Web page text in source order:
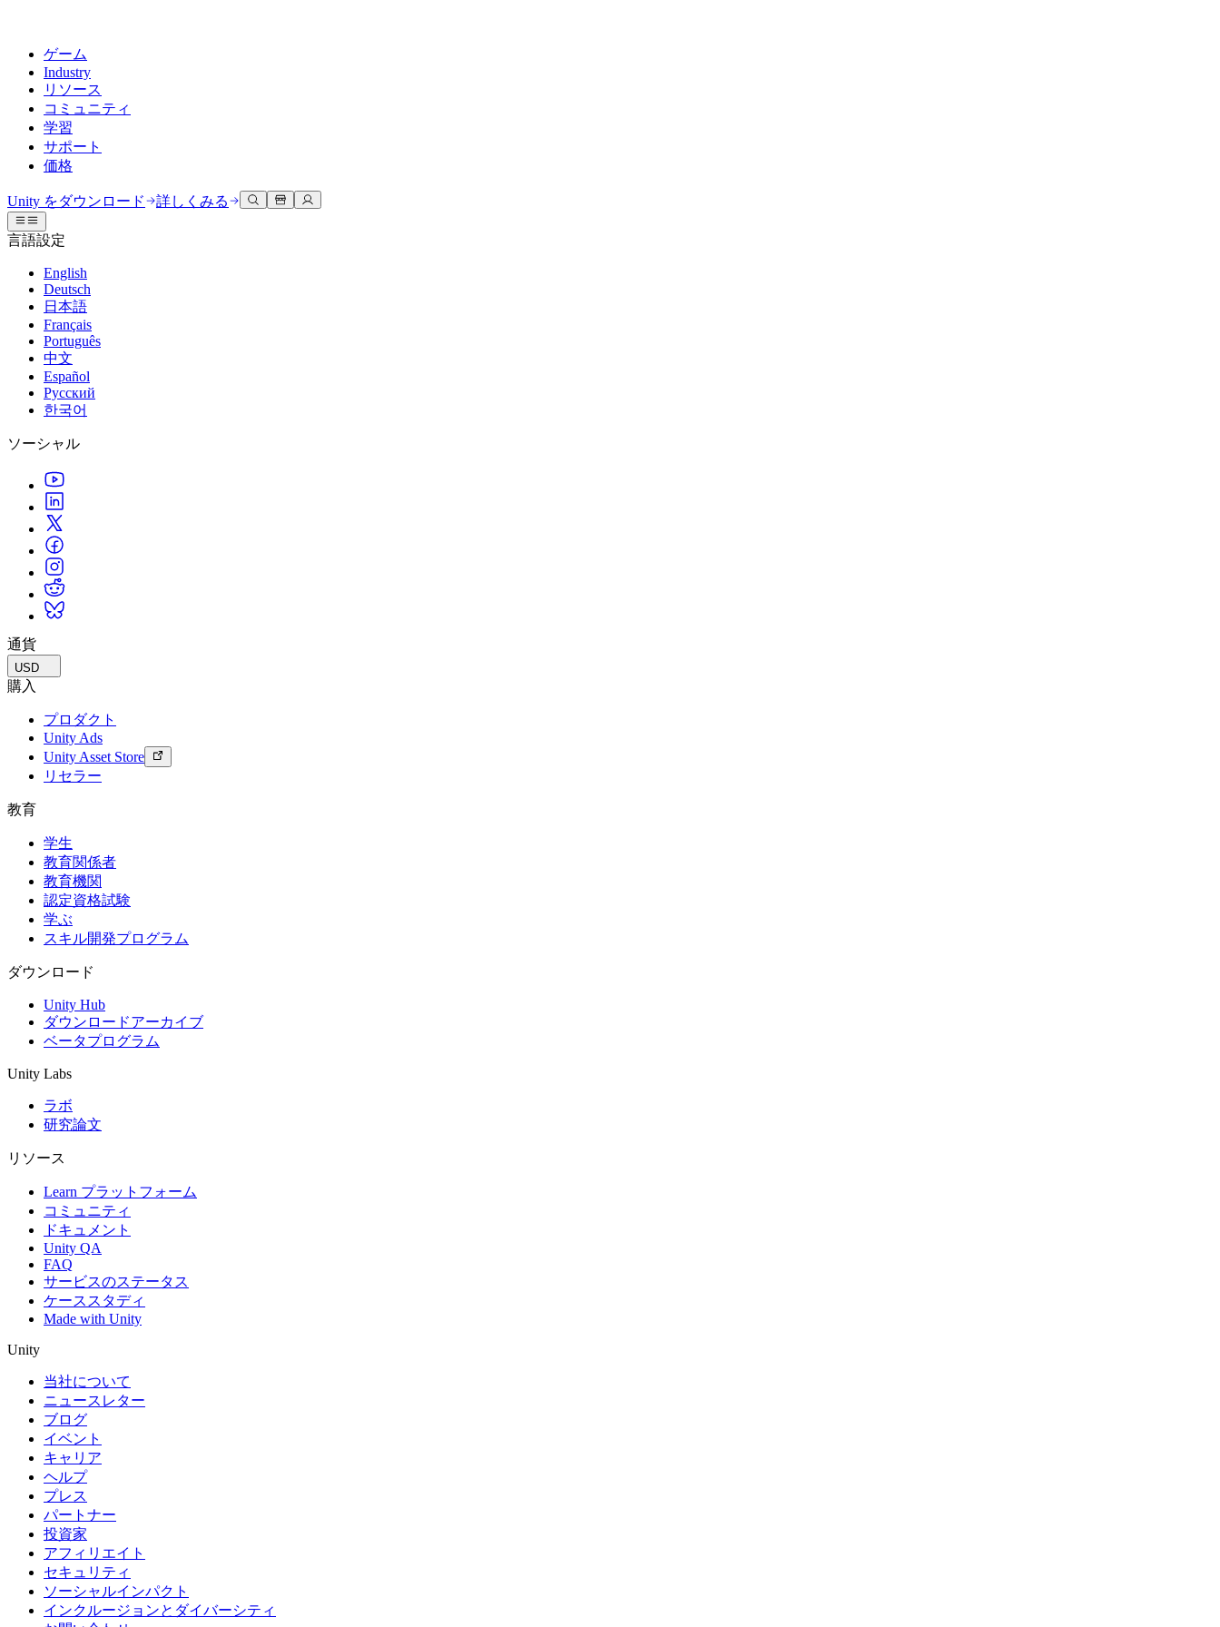
ゲーム
Industry
リソース
コミュニティ
学習
サポート
価格
Unityエンジン
任意のプラットフォーム向けに2Dおよび3Dゲームを構築
共同作業
チームでの共同作業と迅速なイテレーション
Unity をダウンロード
プランと価格
デプロイ
Unity がサポートする 25 以上のプラットフォームを見る
LiveOps
ローンチ後のインサイトとライブゲームオペレーション
成長
詳しく見る
発見され、モバイルユーザーを獲得する
ストアとD2C全体でIAPを管理
収益化
Unity で宣伝
Unity で収益化
活用事例
モバイルゲーム
Unity でモバイル向けヒット作を制作して成長させる
インディーゲーム
少人数のチームで大規模なゲームを開発する
XR ゲーム
XR ゲームを複数プラットフォーム向けにローンチする
マルチプレイヤーゲーム
マルチプレイヤーゲーム制作を簡素化
3Dコラボレーション
リアルタイムで3Dプロジェクトを構築およびレビューする
没入型トレーニング
没入型環境でのトレーニング
顧客体験
インタラクティブな3D体験を作成する
業界
運用の卓越性を達成する
小売
店内体験をオンライン体験に変換する
自動車
イノベーションと車内体験を促進する
すべての業界を見る
ドキュメント
公式ユーザーマニュアルとAPIリファレンス
開発者ツール
リリースバージョンと問題追跡
ロードマップ
今後の機能をレビューする
技術用語のライブラリ
ケーススタディ
実際の成功事例
ベストプラクティスガイド
専門家のヒントとコツ
デモ
デモ、サンプル、ビルディングブロック
すべてのリソース
新機能
ブログ
更新情報、情報、技術的ヒント
お知らせ
ニュース、ストーリー、プレスセンター
ディスカッション
議論、問題解決、つながる
イベント
グローバルおよびローカルイベント
コミュニティストーリー
Made with Unity
Unityクリエイターの紹介
ライブストリーム
Unity Awards
世界中のUnityクリエイターを祝う
Unity Learn
無料でUnityスキルをマスターする
プロフェッショナルトレーニング
Unityトレーナーでチームをレベルアップ
Unity初心者向け
スタートガイド
学習を開始しましょう
Unity は初めてですか？旅を始めましょう
ハウツーガイド
実用的なヒントとベストプラクティス
教育
学生向け
キャリアをスタートさせる
教育を大幅に強化
教育機関向けライセンス
認定教材
Unityのマスタリーを証明する
ヘルプを得る
Unityで成功するためのサポート
Success Plan
専門的なサポートで目標を早く達成する
FAQ
よくある質問への回答
お問い合わせ
Unity をダウンロード 詳しくみる
言語設定
English
Deutsch
日本語
Français
Português
中文
Español
Русский
한국어
ソーシャル
通貨
USD
購入
プロダクト
Unity Ads
Unity Asset Store
リセラー
教育
学生
教育関係者
教育機関
認定資格試験
学ぶ
スキル開発プログラム
ダウンロード
Unity Hub
ダウンロードアーカイブ
ベータプログラム
Unity Labs
ラボ
研究論文
リソース
Learn プラットフォーム
コミュニティ
ドキュメント
Unity QA
FAQ
サービスのステータス
ケーススタディ
Made with Unity
Unity
当社について
ニュースレター
ブログ
イベント
キャリア
ヘルプ
プレス
パートナー
投資家
アフィリエイト
セキュリティ
ソーシャルインパクト
インクルージョンとダイバーシティ